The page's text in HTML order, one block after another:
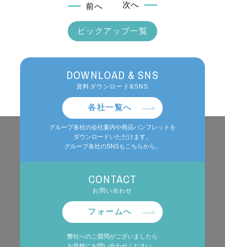
前へ
ピックアップ一覧
次へ
DOWNLOAD & SNS
資料ダウンロード&SNS
各社一覧へ
グループ各社の会社案内や商品パンフレットを
ダウンロードいただけます。
グループ各社のSNSもこちらから。
CONTACT
お問い合わせ
フォームへ
弊社へのご質問がございましたら